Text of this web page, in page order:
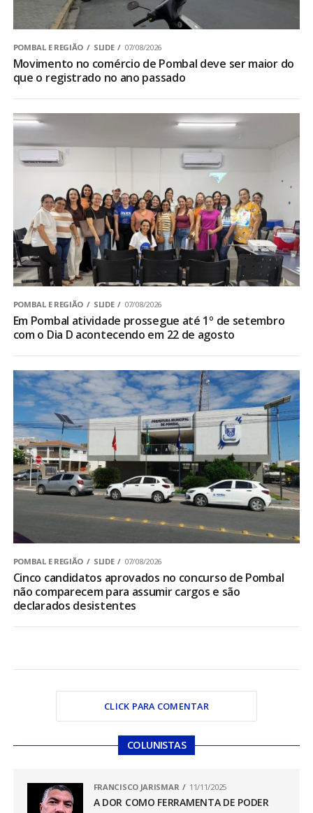
POMBAL E REGIÃO SLIDE 07/08/2026
Movimento no comércio de Pombal deve ser maior do
que o registrado no ano passado
POMBAL E REGIÃO SLIDE 07/08/2026
Em Pombal atividade prossegue até 1º de setembro
com o Dia D acontecendo em 22 de agosto
POMBAL E REGIÃO SLIDE 07/08/2026
Cinco candidatos aprovados no concurso de Pombal
não comparecem para assumir cargos e são
declarados desistentes
CLICK PARA COMENTAR
COLUNISTAS
FRANCISCO JARISMAR 11/11/2025
A DOR COMO FERRAMENTA DE PODER